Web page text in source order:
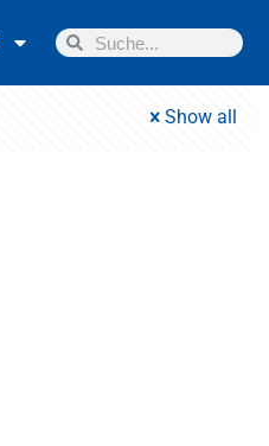
Show all